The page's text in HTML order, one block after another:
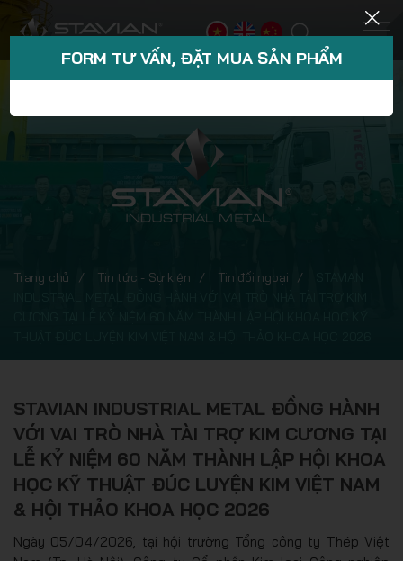
Trang chủ Tin tức - Sự kiện Tin đối ngoại
STAVIAN INDUSTRIAL METAL ĐỒNG HÀNH
VỚI VAI TRÒ NHÀ TÀI TRỢ KIM CƯƠNG TẠI
LỄ KỶ NIỆM 60 NĂM THÀNH LẬP HỘI KHOA
HỌC KỸ THUẬT ĐÚC LUYỆN KIM VIỆT NAM
& HỘI THẢO KHOA HỌC 2026
Ngày 05/04/2026, tại hội trường Tổng công ty Thép Việt
FORM TƯ VẤN, ĐẶT MUA SẢN PHẨM